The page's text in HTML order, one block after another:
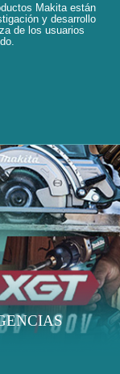
Makita están
y desarrollo
de los usuarios